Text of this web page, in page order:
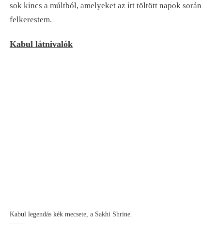
sok kincs a múltból, amelyeket az itt töltött napok során
felkerestem.
Kabul látnivalók
Kabul legendás kék mecsete, a Sakhi Shrine.